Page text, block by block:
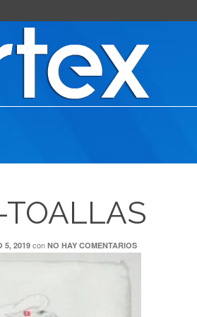
TOALLAS
5, 2019 con NO HAY COMENTARIOS